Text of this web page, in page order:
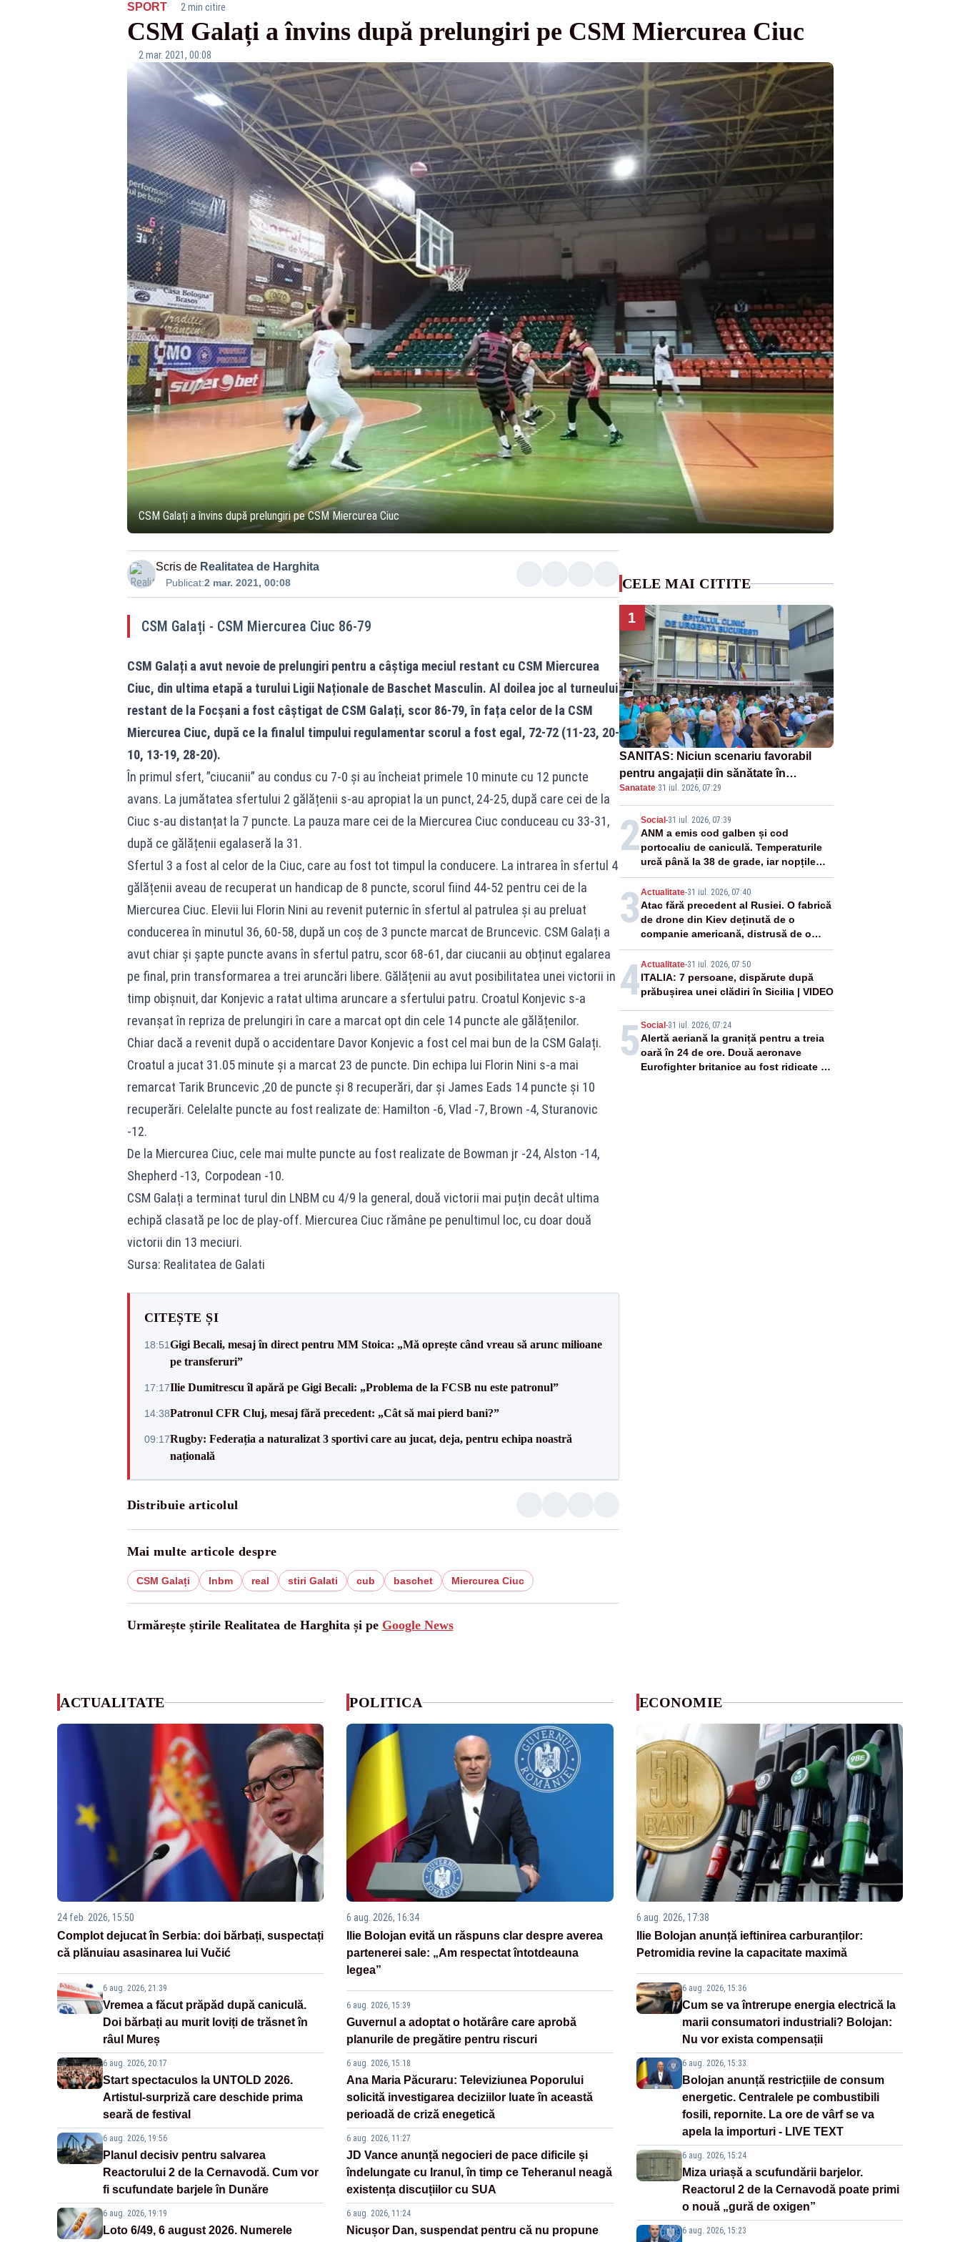
SPORT· 2 min citire
CSM Galați a învins după prelungiri pe CSM Miercurea Ciuc
2 mar. 2021, 00:08
CSM Galați a învins după prelungiri pe CSM Miercurea Ciuc
Scris de Realitatea de Harghita
Publicat:2 mar. 2021, 00:08
CSM Galați - CSM Miercurea Ciuc 86-79
CSM Galați a avut nevoie de prelungiri pentru a câștiga meciul restant cu CSM Miercurea
Ciuc, din ultima etapă a turului Ligii Naționale de Baschet Masculin. Al doilea joc al turneului
restant de la Focșani a fost câștigat de CSM Galați, scor 86-79, în fața celor de la CSM
Miercurea Ciuc, după ce la finalul timpului regulamentar scorul a fost egal, 72-72 (11-23, 20-
10, 13-19, 28-20).
În primul sfert, ”ciucanii” au condus cu 7-0 și au încheiat primele 10 minute cu 12 puncte
avans. La jumătatea sfertului 2 gălățenii s-au apropiat la un punct, 24-25, după care cei de la
Ciuc s-au distanțat la 7 puncte. La pauza mare cei de la Miercurea Ciuc conduceau cu 33-31,
după ce gălățenii egalaseră la 31.
Sfertul 3 a fost al celor de la Ciuc, care au fost tot timpul la conducere. La intrarea în sfertul 4
gălățenii aveau de recuperat un handicap de 8 puncte, scorul fiind 44-52 pentru cei de la
Miercurea Ciuc. Elevii lui Florin Nini au revenit puternic în sfertul al patrulea și au preluat
conducerea în minutul 36, 60-58, după un coș de 3 puncte marcat de Bruncevic. CSM Galați a
avut chiar și șapte puncte avans în sfertul patru, scor 68-61, dar ciucanii au obținut egalarea
pe final, prin transformarea a trei aruncări libere. Gălățenii au avut posibilitatea unei victorii in
timp obișnuit, dar Konjevic a ratat ultima aruncare a sfertului patru. Croatul Konjevic s-a
revanșat în repriza de prelungiri în care a marcat opt din cele 14 puncte ale gălățenilor.
Chiar dacă a revenit după o accidentare Davor Konjevic a fost cel mai bun de la CSM Galați.
Croatul a jucat 31.05 minute și a marcat 23 de puncte. Din echipa lui Florin Nini s-a mai
remarcat Tarik Bruncevic ,20 de puncte și 8 recuperări, dar şi James Eads 14 puncte şi 10
recuperări. Celelalte puncte au fost realizate de: Hamilton -6, Vlad -7, Brown -4, Sturanovic
-12.
De la Miercurea Ciuc, cele mai multe puncte au fost realizate de Bowman jr -24, Alston -14,
Shepherd -13, Corpodean -10.
CSM Galați a terminat turul din LNBM cu 4/9 la general, două victorii mai puțin decât ultima
echipă clasată pe loc de play-off. Miercurea Ciuc rămâne pe penultimul loc, cu doar două
victorii din 13 meciuri.
Sursa: Realitatea de Galati
CITEȘTE ȘI
18:51Gigi Becali, mesaj în direct pentru MM Stoica: „Mă oprește când vreau să arunc milioane
pe transferuri”
17:17Ilie Dumitrescu îl apără pe Gigi Becali: „Problema de la FCSB nu este patronul”
14:38Patronul CFR Cluj, mesaj fără precedent: „Cât să mai pierd bani?”
09:17Rugby: Federația a naturalizat 3 sportivi care au jucat, deja, pentru echipa noastră
națională
Distribuie articolul
Mai multe articole despre
CSM Galați lnbm real stiri Galati cub baschet Miercurea Ciuc
Urmărește știrile Realitatea de Harghita și pe Google News
CELE MAI CITITE
1
SANITAS: Niciun scenariu favorabil
pentru angajații din sănătate în
proiectul Legii salarizării
Sanatate·31 iul. 2026, 07:29
2Social -31 iul. 2026, 07:39
ANM a emis cod galben și cod
portocaliu de caniculă. Temperaturile
urcă până la 38 de grade, iar nopțile
devin tropicale
3 Actualitate-31 iul. 2026, 07:40
Atac fără precedent al Rusiei. O fabrică
de drone din Kiev deținută de o
companie americană, distrusă de o
rachetă rusească
4Actualitate-31 iul. 2026, 07:50
ITALIA: 7 persoane, dispărute după
prăbușirea unei clădiri în Sicilia | VIDEO
5 Social -31 iul. 2026, 07:24
Alertă aeriană la graniță pentru a treia
oară în 24 de ore. Două aeronave
Eurofighter britanice au fost ridicate de
ACTUALITATE
24 feb. 2026, 15:50
Complot dejucat în Serbia: doi bărbați, suspectați
că plănuiau asasinarea lui Vučić
6 aug. 2026, 21:39
Vremea a făcut prăpăd după caniculă.
Doi bărbați au murit loviți de trăsnet în
râul Mureș
6 aug. 2026, 20:17
Start spectaculos la UNTOLD 2026.
Artistul-surpriză care deschide prima
seară de festival
6 aug. 2026, 19:56
Planul decisiv pentru salvarea
Reactorului 2 de la Cernavodă. Cum vor
fi scufundate barjele în Dunăre
6 aug. 2026, 19:19
Loto 6/49, 6 august 2026. Numerele
POLITICA
6 aug. 2026, 16:34
Ilie Bolojan evită un răspuns clar despre averea
partenerei sale: „Am respectat întotdeauna
legea”
6 aug. 2026, 15:39
Guvernul a adoptat o hotărâre care aprobă
planurile de pregătire pentru riscuri
6 aug. 2026, 15:18
Ana Maria Păcuraru: Televiziunea Poporului
solicită investigarea deciziilor luate în această
perioadă de criză enegetică
6 aug. 2026, 11:27
JD Vance anunță negocieri de pace dificile și
îndelungate cu Iranul, în timp ce Teheranul neagă
existența discuțiilor cu SUA
6 aug. 2026, 11:24
Nicușor Dan, suspendat pentru că nu propune
ECONOMIE
6 aug. 2026, 17:38
Ilie Bolojan anunță ieftinirea carburanților:
Petromidia revine la capacitate maximă
6 aug. 2026, 15:36
Cum se va întrerupe energia electrică la
marii consumatori industriali? Bolojan:
Nu vor exista compensații
6 aug. 2026, 15:33
Bolojan anunță restricțiile de consum
energetic. Centralele pe combustibili
fosili, repornite. La ore de vârf se va
apela la importuri - LIVE TEXT
6 aug. 2026, 15:24
Miza uriașă a scufundării barjelor.
Reactorul 2 de la Cernavodă poate primi
o nouă „gură de oxigen”
6 aug. 2026, 15:23